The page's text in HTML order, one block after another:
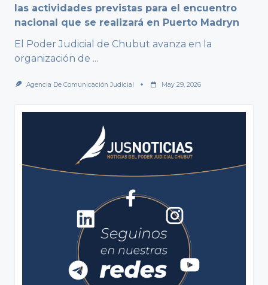
las actividades previstas para el encuentro
nacional que se realizará en Puerto Madryn
El Poder Judicial de Chubut avanza en la
organización de ...
Agencia De Comunicación Judicial May 29, 2026